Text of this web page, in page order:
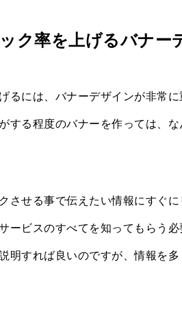
ク率を上げるバナー
るには、バナーデザインが非常に
する程度のバナーを作っては、
させる事で伝えたい情報にすぐに
ービスのすべてを知ってもらう
明すれば良いのですが、情報を